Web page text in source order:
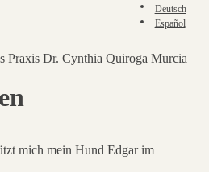
Deutsch
Español
mich mein Hund Edgar im